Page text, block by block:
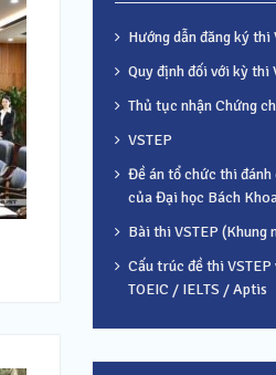
Hướng dẫn đăng ký thi
Quy định đối với kỳ thi
Thủ tục nhận Chứng
VSTEP
Đề án tổ chức thi
của Đại học Bách
Bài thi VSTEP (Khung
Cấu trúc đề thi
TOEIC / IELTS / Aptis